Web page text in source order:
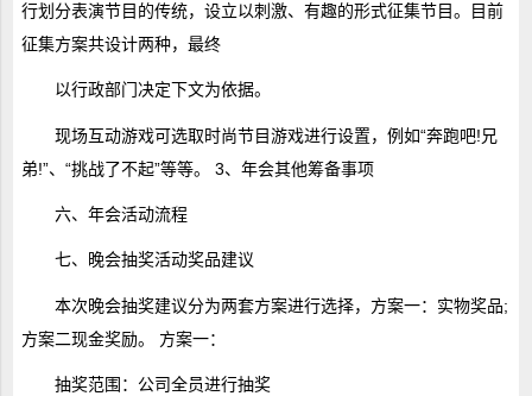
行划分表演节目的传统，设立以刺激、有趣的形式征集节目。目前
征集方案共设计两种，最终
以行政部门决定下文为依据。
现场互动游戏可选取时尚节目游戏进行设置，例如“奔跑吧!兄
弟!”、“挑战了不起”等等。 3、年会其他筹备事项
六、年会活动流程
七、晚会抽奖活动奖品建议
本次晚会抽奖建议分为两套方案进行选择，方案一：实物奖品;
方案二现金奖励。 方案一：
抽奖范围：公司全员进行抽奖